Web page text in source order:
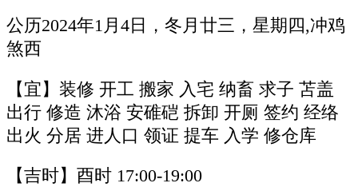
公历2024年1月4日，冬月廿三，星期四,冲鸡
煞西
【宜】装修 开工 搬家 入宅 纳畜 求子 苫盖
出行 修造 沐浴 安碓硙 拆卸 开厕 签约 经络
出火 分居 进人口 领证 提车 入学 修仓库
【吉时】酉时 17:00-19:00